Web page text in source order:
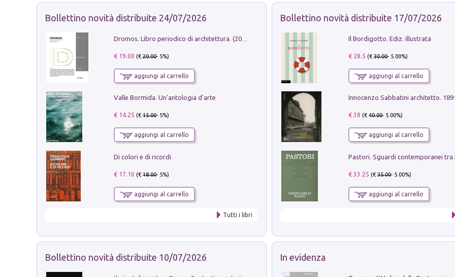
Bollettino novità distribuite 24/07/2026
Dromos. Libro periodico di architettura. (2026). Vol. 15: Post-model
€ 19.00 (€20.00- 5%)
aggiungi al carrello
Valle Bormida. Un'antologia d'arte
€ 14.25 (€15.00- 5%)
aggiungi al carrello
Di colori e di ricordi
€ 17.10 (€18.00- 5%)
aggiungi al carrello
Tutti i libri
Bollettino novità distribuite 17/07/2026
Il Bordigotto. Ediz. illustrata
€ 28.5 (€30.00- 5.00%)
aggiungi al carrello
Innocenzo Sabbatini architetto.
€ 38 (€40.00- 5.00%)
aggiungi al carrello
€ 33.25 (€35.00- 5.00%)
aggiungi al carrello
Bollettino novità distribuite 10/07/2026 In evidenza